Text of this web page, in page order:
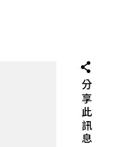
分享此訊息